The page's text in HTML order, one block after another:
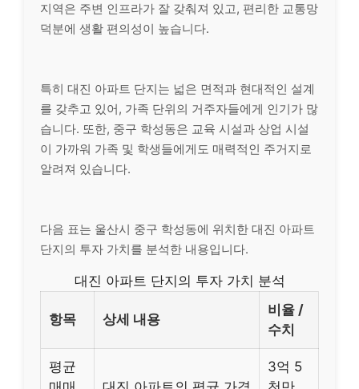
지역은 주변 인프라가 잘 갖춰져 있고, 편리한 교통망
덕분에 생활 편의성이 높습니다.
특히 대진 아파트 단지는 넓은 면적과 현대적인 설계
를 갖추고 있어, 가족 단위의 거주자들에게 인기가 많
습니다. 또한, 중구 학성동은 교육 시설과 상업 시설
이 가까워 가족 및 학생들에게도 매력적인 주거지로
알려져 있습니다.
다음 표는 울산시 중구 학성동에 위치한 대진 아파트
단지의 투자 가치를 분석한 내용입니다.
대진 아파트 단지의 투자 가치 분석
항목 상세 내용
비율 /
수치
평균
3억 5